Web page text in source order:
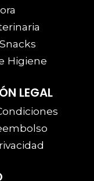
Higiene
LEGAL